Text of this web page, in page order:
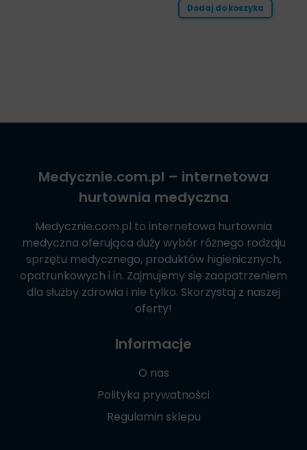
Dodaj do koszyka
Medycznie.com.pl – internetowa
hurtownia medyczna
Medycznie.com.pl to internetowa hurtownia
medyczna oferująca duży wybór różnego rodzaju
sprzętu medycznego, produktów higienicznych,
opatrunkowych i in. Zajmujemy się zaopatrzeniem
dla służby zdrowia i nie tylko. Skorzystaj z naszej
oferty!
Informacje
O nas
Polityka prywatności
Regulamin sklepu